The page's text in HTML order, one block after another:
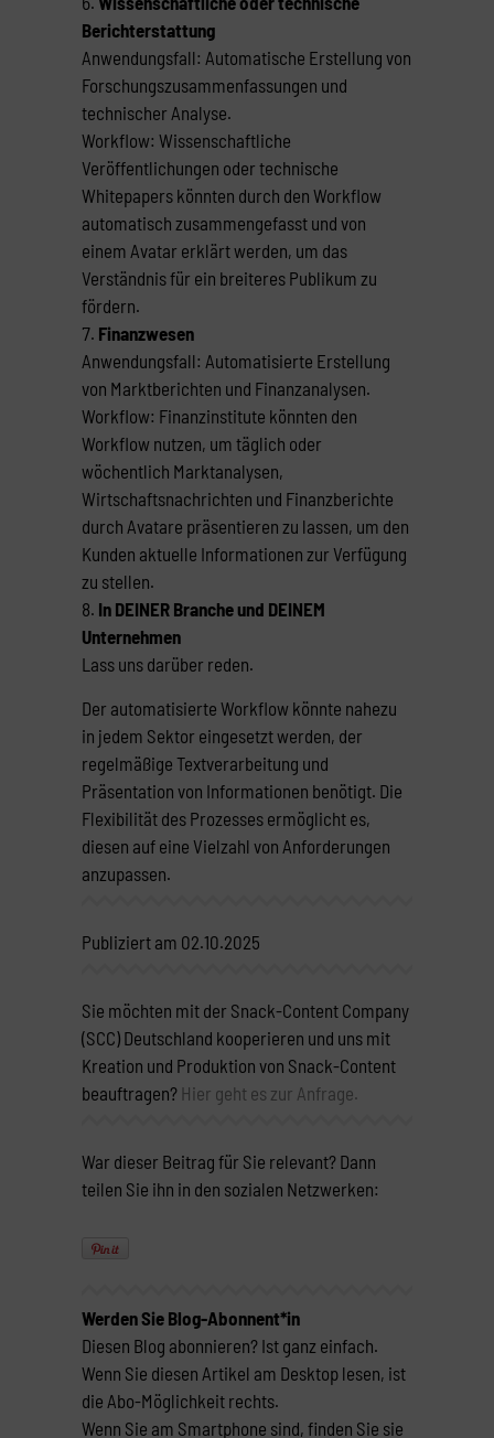
Berichterstattung
Anwendungsfall: Automatische Erstellung von
Forschungszusammenfassungen und
technischer Analyse.
Workflow: Wissenschaftliche
Veröffentlichungen oder technische
Whitepapers könnten durch den Workflow
automatisch zusammengefasst und von
einem Avatar erklärt werden, um das
Verständnis für ein breiteres Publikum zu
fördern.
Finanzwesen
Anwendungsfall: Automatisierte Erstellung
von Marktberichten und Finanzanalysen.
Workflow: Finanzinstitute könnten den
Workflow nutzen, um täglich oder
wöchentlich Marktanalysen,
Wirtschaftsnachrichten und Finanzberichte
durch Avatare präsentieren zu lassen, um den
Kunden aktuelle Informationen zur Verfügung
zu stellen.
In DEINER Branche und DEINEM
Unternehmen
Lass uns darüber reden.
Der automatisierte Workflow könnte nahezu
in jedem Sektor eingesetzt werden, der
regelmäßige Textverarbeitung und
Präsentation von Informationen benötigt. Die
Flexibilität des Prozesses ermöglicht es,
diesen auf eine Vielzahl von Anforderungen
anzupassen.
Publiziert am 02.10.2025
Sie möchten mit der Snack-Content Company
(SCC) Deutschland kooperieren und uns mit
Kreation und Produktion von Snack-Content
beauftragen? Hier geht es zur Anfrage.
War dieser Beitrag für Sie relevant? Dann
teilen Sie ihn in den sozialen Netzwerken:
Werden Sie Blog-Abonnent*in
Diesen Blog abonnieren? Ist ganz einfach.
Wenn Sie diesen Artikel am Desktop lesen, ist
die Abo-Möglichkeit rechts.
Wenn Sie am Smartphone sind, finden Sie sie